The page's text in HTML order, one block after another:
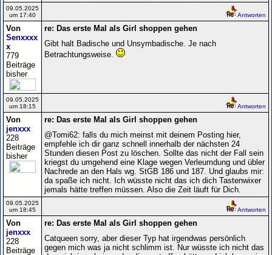
09.05.2025
um 17:40
Antworten
Von
Senxxxx
x
779
Beiträge
bisher
re: Das erste Mal als Girl shoppen gehen
Gibt halt Badische und Unsymbadische. Je nach
Betrachtungsweise.
09.05.2025
um 18:15
Antworten
Von
jenxxx
228
Beiträge
bisher
re: Das erste Mal als Girl shoppen gehen
@Tomi62: falls du mich meinst mit deinem Posting hier,
empfehle ich dir ganz schnell innerhalb der nächsten 24
Stunden diesen Post zu löschen. Sollte das nicht der Fall sein
kriegst du umgehend eine Klage wegen Verleumdung und übler
Nachrede an den Hals wg. StGB 186 und 187. Und glaubs mir:
da spaße ich nicht. Ich wüsste nicht das ich dich Tastenwixer
jemals hätte treffen müssen. Also die Zeit läuft für Dich.
09.05.2025
um 18:45
Antworten
Von
jenxxx
228
Beiträge
re: Das erste Mal als Girl shoppen gehen
Catqueen sorry, aber dieser Typ hat irgendwas persönlich
gegen mich was ja nicht schlimm ist. Nur wüsste ich nicht das